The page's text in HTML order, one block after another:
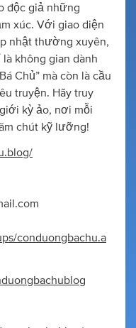
độc giả những
xúc. Với giao diện
nhật thường xuyên,
không gian dành
Chủ” mà còn là cầu
truyện. Hãy truy
kỳ ảo, nơi mỗi
chút kỹ lưỡng!
conduongbachu.a